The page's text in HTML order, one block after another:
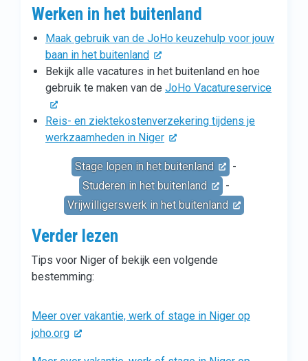
Werken in het buitenland
Maak gebruik van de JoHo keuzehulp voor jouw
baan in het buitenland
Bekijk alle vacatures in het buitenland en hoe
gebruik te maken van de JoHo Vacatureservice
Reis- en ziektekostenverzekering tijdens je
werkzaamheden in Niger
Stage lopen in het buitenland
-
Studeren in het buitenland
-
Vrijwilligerswerk in het buitenland
Verder lezen
Tips voor Niger of bekijk een volgende
bestemming:
Meer over vakantie, werk of stage in Niger op
joho.org